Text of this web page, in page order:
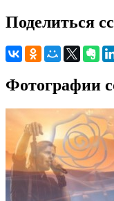
Поделиться
Фотографии